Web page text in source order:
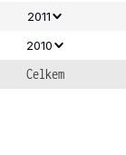
2011
2010
Celkem